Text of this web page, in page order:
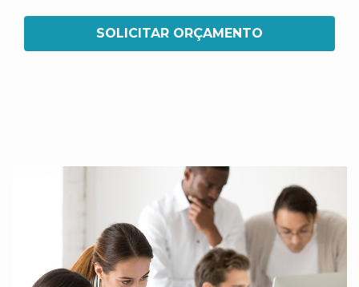
SOLICITAR ORÇAMENTO